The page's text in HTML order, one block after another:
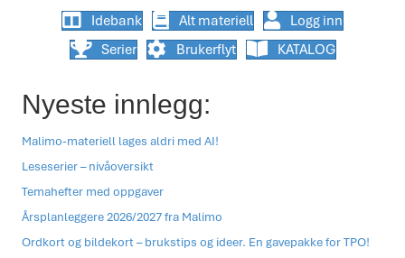
Idebank Alt materiell
Logg inn
Serier
Brukerflyt KATALOG
Nyeste innlegg:
Malimo-materiell lages aldri med AI!
Leseserier – nivåoversikt
Temahefter med oppgaver
Årsplanleggere 2026/2027 fra Malimo
Ordkort og bildekort – brukstips og ideer. En gavepakke for TPO!